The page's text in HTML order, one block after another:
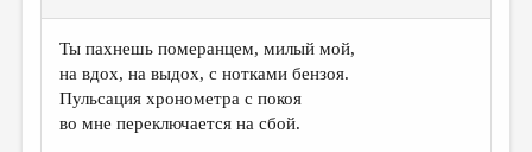
ЛИТСАЛОН
НОВОСТИ
ПРАВИЛА САЙТА
Ты пахнешь померанцем, милый мой,
на вдох, на выдох, с нотками бензоя.
Пульсация хронометра с покоя
во мне переключается на сбой.